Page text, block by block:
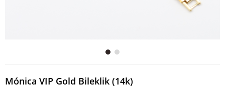
Mónica VIP Gold Bileklik (14k)